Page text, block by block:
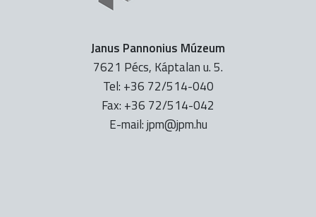
Janus Pannonius Múzeum
7621 Pécs, Káptalan u. 5.
Tel: +36 72/514-040
Fax: +36 72/514-042
E-mail:uh.mpj@mpj